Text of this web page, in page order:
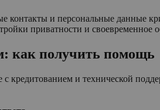
контакты и персональные данные
приватности и
как получить помощь
кредитованием и технической